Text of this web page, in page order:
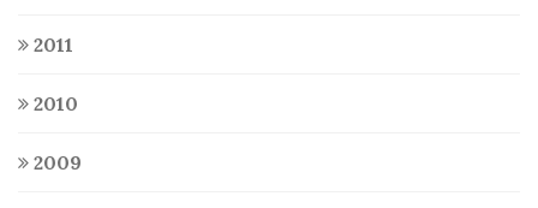
2011
2010
2009